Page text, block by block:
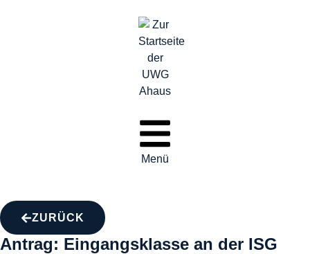
Menü
ZURÜCK
Antrag: Eingangsklasse an der ISG